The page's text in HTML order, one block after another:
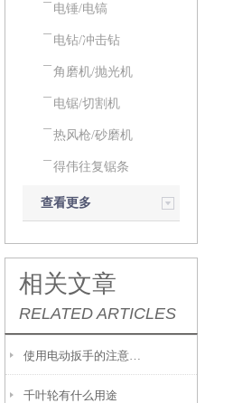
电锤/电镐
电钻/冲击钻
角磨机/抛光机
电锯/切割机
热风枪/砂磨机
得伟往复锯条
查看更多
相关文章
RELATED ARTICLES
使用电动扳手的注意事项
千叶轮有什么用途